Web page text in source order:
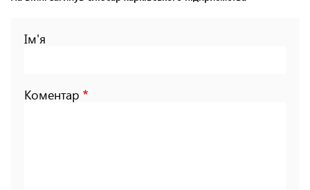
Ім'я
Коментар